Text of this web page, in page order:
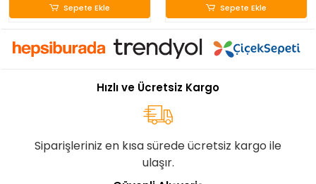
Sepete Ekle Sepete Ekle
Hızlı ve Ücretsiz Kargo
Siparişleriniz en kısa sürede ücretsiz kargo ile
ulaşır.